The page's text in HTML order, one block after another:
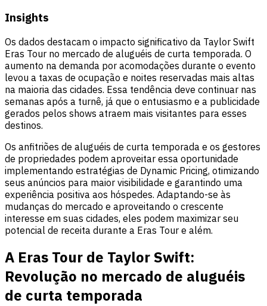
Insights
Os dados destacam o impacto significativo da Taylor Swift
Eras Tour no mercado de aluguéis de curta temporada. O
aumento na demanda por acomodações durante o evento
levou a taxas de ocupação e noites reservadas mais altas
na maioria das cidades. Essa tendência deve continuar nas
semanas após a turnê, já que o entusiasmo e a publicidade
gerados pelos shows atraem mais visitantes para esses
destinos.
Os anfitriões de aluguéis de curta temporada e os gestores
de propriedades podem aproveitar essa oportunidade
implementando estratégias de Dynamic Pricing, otimizando
seus anúncios para maior visibilidade e garantindo uma
experiência positiva aos hóspedes. Adaptando-se às
mudanças do mercado e aproveitando o crescente
interesse em suas cidades, eles podem maximizar seu
potencial de receita durante a Eras Tour e além.
A Eras Tour de Taylor Swift:
Revolução no mercado de aluguéis
de curta temporada